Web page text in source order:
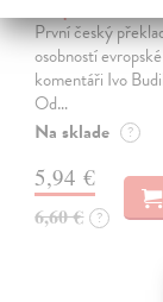
První český
osobností
komentáři Ivo
Od…
Na sklade ?
5,94 €
6,60 € ?